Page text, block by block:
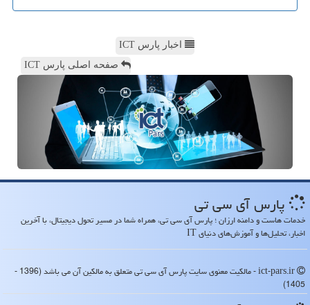
اخبار پارس ICT
صفحه اصلی پارس ICT
پارس آی سی تی
خدمات هاست و دامنه ارزان ؛ پارس آی سی تی، همراه شما در مسیر تحول دیجیتال، با آخرین
اخبار، تحلیل‌ها و آموزش‌های دنیای IT
ict-pars.ir - مالکیت معنوی سایت پارس آی سی تی متعلق به مالکین آن می باشد (1396 -
1405)